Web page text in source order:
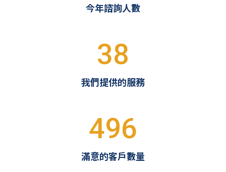
今年諮詢人數
38
我們提供的服務
496
滿意的客戶數量